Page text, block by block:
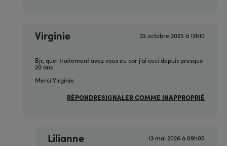
Virginie 22 octobre 2025 à 13h10
En
réponse
(sans
sujet)
par
Anonyme
(non
Bjr, quel traitement avez vous eu car j’ai ceci depuis presque
20 ans
Merci Virginie
RÉPONDRESIGNALER COMME INAPPROPRIÉ
Lilianne 13 mai 2026 à 09h05
En